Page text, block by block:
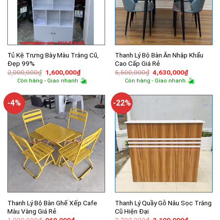
Tủ Kệ Trưng Bày Màu Trắng Cũ,
Đẹp 99%
2,000,000₫ Giá
gốc
là:
1,600,000₫Giá
hiện
tại
1,600,000₫.
Còn hàng - Giao nhanh
Thanh Lý Bộ Bàn Ăn Nhập Khẩu
Cao Cấp Giá Rẻ
5,500,000₫ Giá
gốc
là:
4,630,000₫Giá
hiện
tại
Còn hàng - Giao nhanh
-4%
Thanh Lý Bộ Bàn Ghế Xếp Cafe
Màu Vàng Giá Rẻ
-22%
Thanh Lý Quầy Gỗ Nâu Sọc Trắng
Cũ Hiện Đại